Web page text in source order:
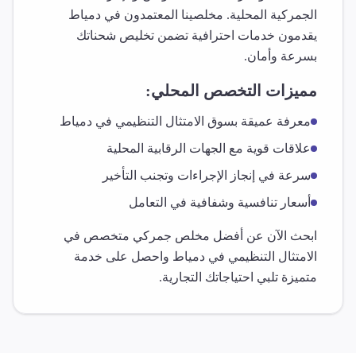
الجمركية المحلية. مخلصينا المعتمدون في دمياط
يقدمون خدمات احترافية تضمن تخليص شحناتك
بسرعة وأمان.
مميزات التخصص المحلي:
معرفة عميقة بسوق الامتثال التنظيمي في دمياط
علاقات قوية مع الجهات الرقابية المحلية
سرعة في إنجاز الإجراءات وتجنب التأخير
أسعار تنافسية وشفافية في التعامل
ابحث الآن عن أفضل مخلص جمركي متخصص في
الامتثال التنظيمي في دمياط واحصل على خدمة
متميزة تلبي احتياجاتك التجارية.